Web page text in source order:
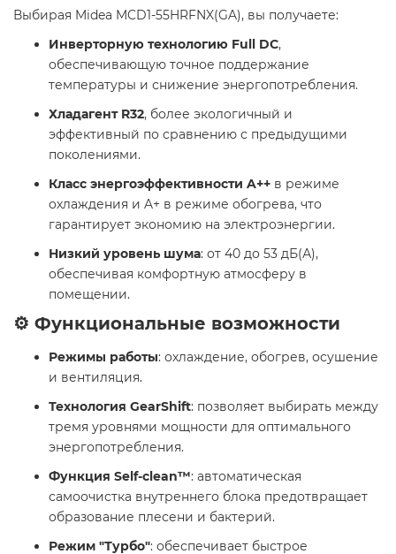
Выбирая Midea MCD1-55HRFNX(GA), вы получаете:
Инверторную технологию Full DC,
обеспечивающую точное поддержание
температуры и снижение энергопотребления.
Хладагент R32, более экологичный и
эффективный по сравнению с предыдущими
поколениями.
Класс энергоэффективности A++ в режиме
охлаждения и A+ в режиме обогрева, что
гарантирует экономию на электроэнергии.
Низкий уровень шума: от 40 до 53 дБ(А),
обеспечивая комфортную атмосферу в
помещении.
⚙️ Функциональные возможности
Режимы работы: охлаждение, обогрев, осушение
и вентиляция.
Технология GearShift: позволяет выбирать между
тремя уровнями мощности для оптимального
энергопотребления.
Функция Self-clean™: автоматическая
самоочистка внутреннего блока предотвращает
образование плесени и бактерий.
Режим "Турбо": обеспечивает быстрое